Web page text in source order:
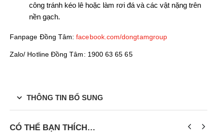
công tránh kéo lê hoặc làm rơi đá và các vật nặng trên
nền gạch.
Fanpage Đồng Tâm:facebook.com/dongtamgroup
Zalo/ Hotline Đồng Tâm: 1900 63 65 65
THÔNG TIN BỔ SUNG
CÓ THỂ BẠN THÍCH…